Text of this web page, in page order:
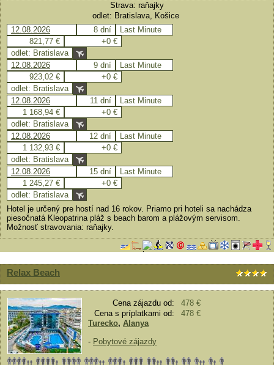
Strava: raňajky
odlet: Bratislava, Košice
12.08.2026
8 dní
Last Minute
821,77 €
+0 €
odlet: Bratislava
12.08.2026
9 dní
Last Minute
923,02 €
+0 €
odlet: Bratislava
12.08.2026
11 dní
Last Minute
1 168,94 €
+0 €
odlet: Bratislava
12.08.2026
12 dní
Last Minute
1 132,93 €
+0 €
odlet: Bratislava
12.08.2026
15 dní
Last Minute
1 245,27 €
+0 €
odlet: Bratislava
Hotel je určený pre hostí nad 16 rokov. Priamo pri hoteli sa nachádza
piesočnatá Kleopatrina pláž s beach barom a plážovým servisom.
Možnosť stravovania: raňajky.
Relax Beach
Cena zájazdu od:
478 €
Cena s príplatkami od:
478 €
Turecko, Alanya
- Pobytové zájazdy